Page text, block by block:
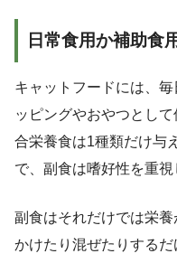
日常食用か補助食
キャットフードには、
ッピングやおやつとして
合栄養食は1種類だけ与
で、副食は嗜好性を重視
副食はそれだけでは栄
かけたり混ぜたりする